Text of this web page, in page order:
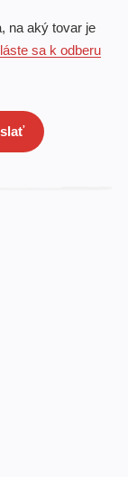
na aký tovar je
sa k odberu